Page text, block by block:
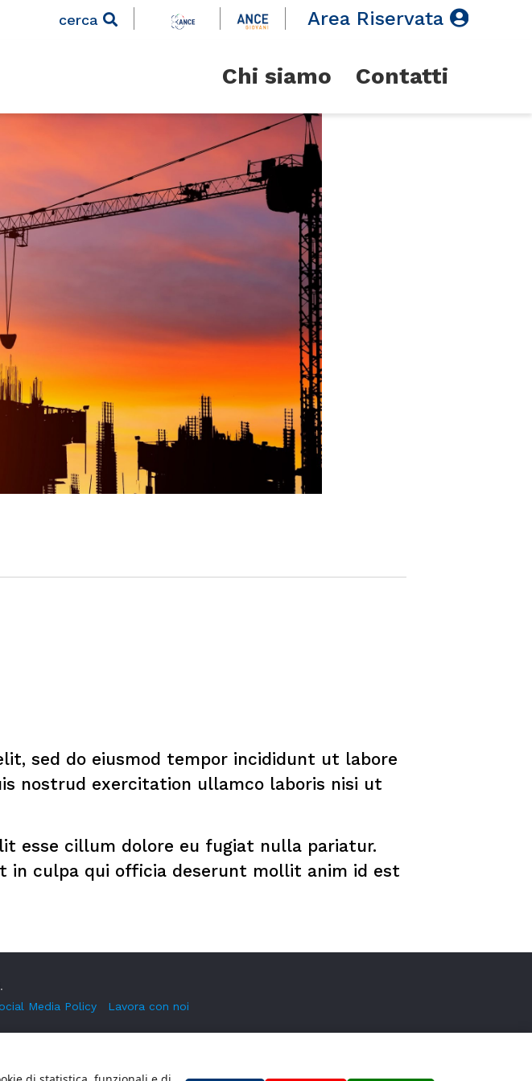
cerca Area Riservata
Chi siamo Contatti
sed do eiusmod tempor incididunt ut labore
nostrud exercitation ullamco laboris nisi ut
esse cillum dolore eu fugiat nulla pariatur.
in culpa qui officia deserunt mollit anim id est
Media Policy Lavora con noi